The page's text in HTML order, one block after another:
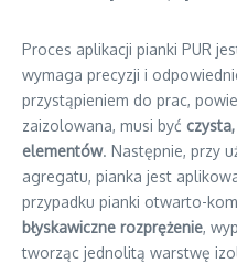
Proces aplikacji pianki PUR
wymaga precyzji i
przystąpieniem do prac,
zaizolowana, musi być
elementów. Następnie, przy
agregatu, pianka jest
przypadku pianki otwarto-
błyskawiczne rozprężenie,
tworząc jednolitą warstwę